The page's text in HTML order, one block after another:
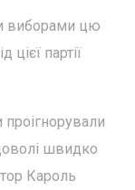
виборами цю
цієї партії
швидко
Кароль